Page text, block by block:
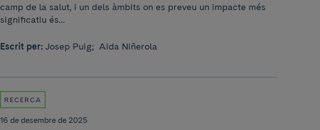
camp de la salut, i un dels àmbits on es preveu un impacte més
significatiu és...
Escrit per: Josep Puig; Aida Niñerola
RECERCA
16 de desembre de 2025